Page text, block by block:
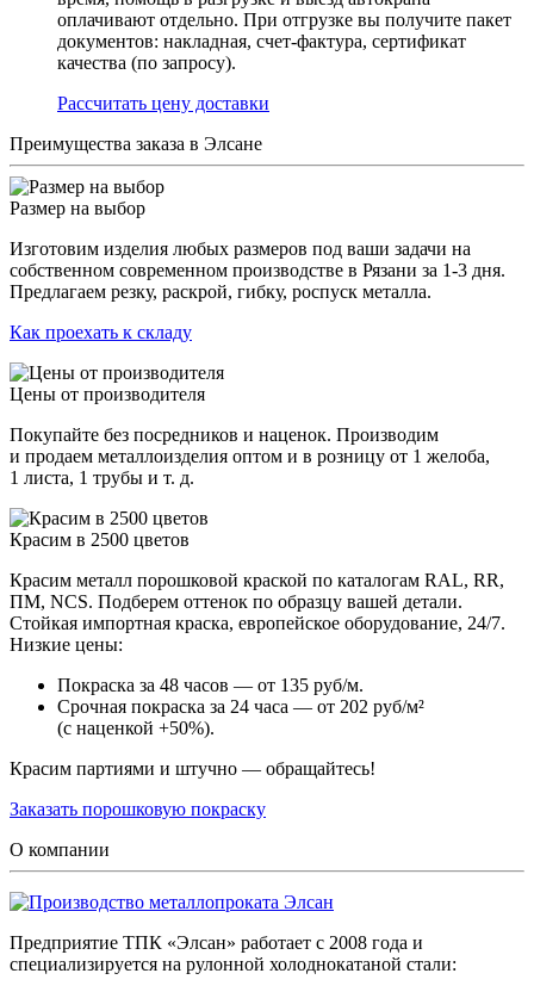
оплачивают отдельно. При отгрузке вы получите пакет
документов: накладная, счет-фактура, сертификат
качества (по запросу).
Раcсчитать цену доставки
Преимущества заказа в Элсане
Размер на выбор
Изготовим изделия любых размеров под ваши задачи на
собственном современном производстве в Рязани за 1-3 дня.
Предлагаем резку, раскрой, гибку, роспуск металла.
Как проехать к складу
Цены от производителя
Покупайте без посредников и наценок. Производим
и продаем металлоизделия оптом и в розницу от 1 желоба,
1 листа, 1 трубы и т. д.
Красим в 2500 цветов
Красим металл порошковой краской по каталогам RAL, RR,
ПМ, NCS. Подберем оттенок по образцу вашей детали.
Стойкая импортная краска, европейское оборудование, 24/7.
Низкие цены:
Покраска за 48 часов — от 135 руб/м.
Срочная покраска за 24 часа — от 202 руб/м²
(с наценкой +50%).
Красим партиями и штучно — обращайтесь!
Заказать порошковую покраску
О компании
Предприятие ТПК «Элсан» работает с 2008 года и
специализируется на рулонной холоднокатаной стали: